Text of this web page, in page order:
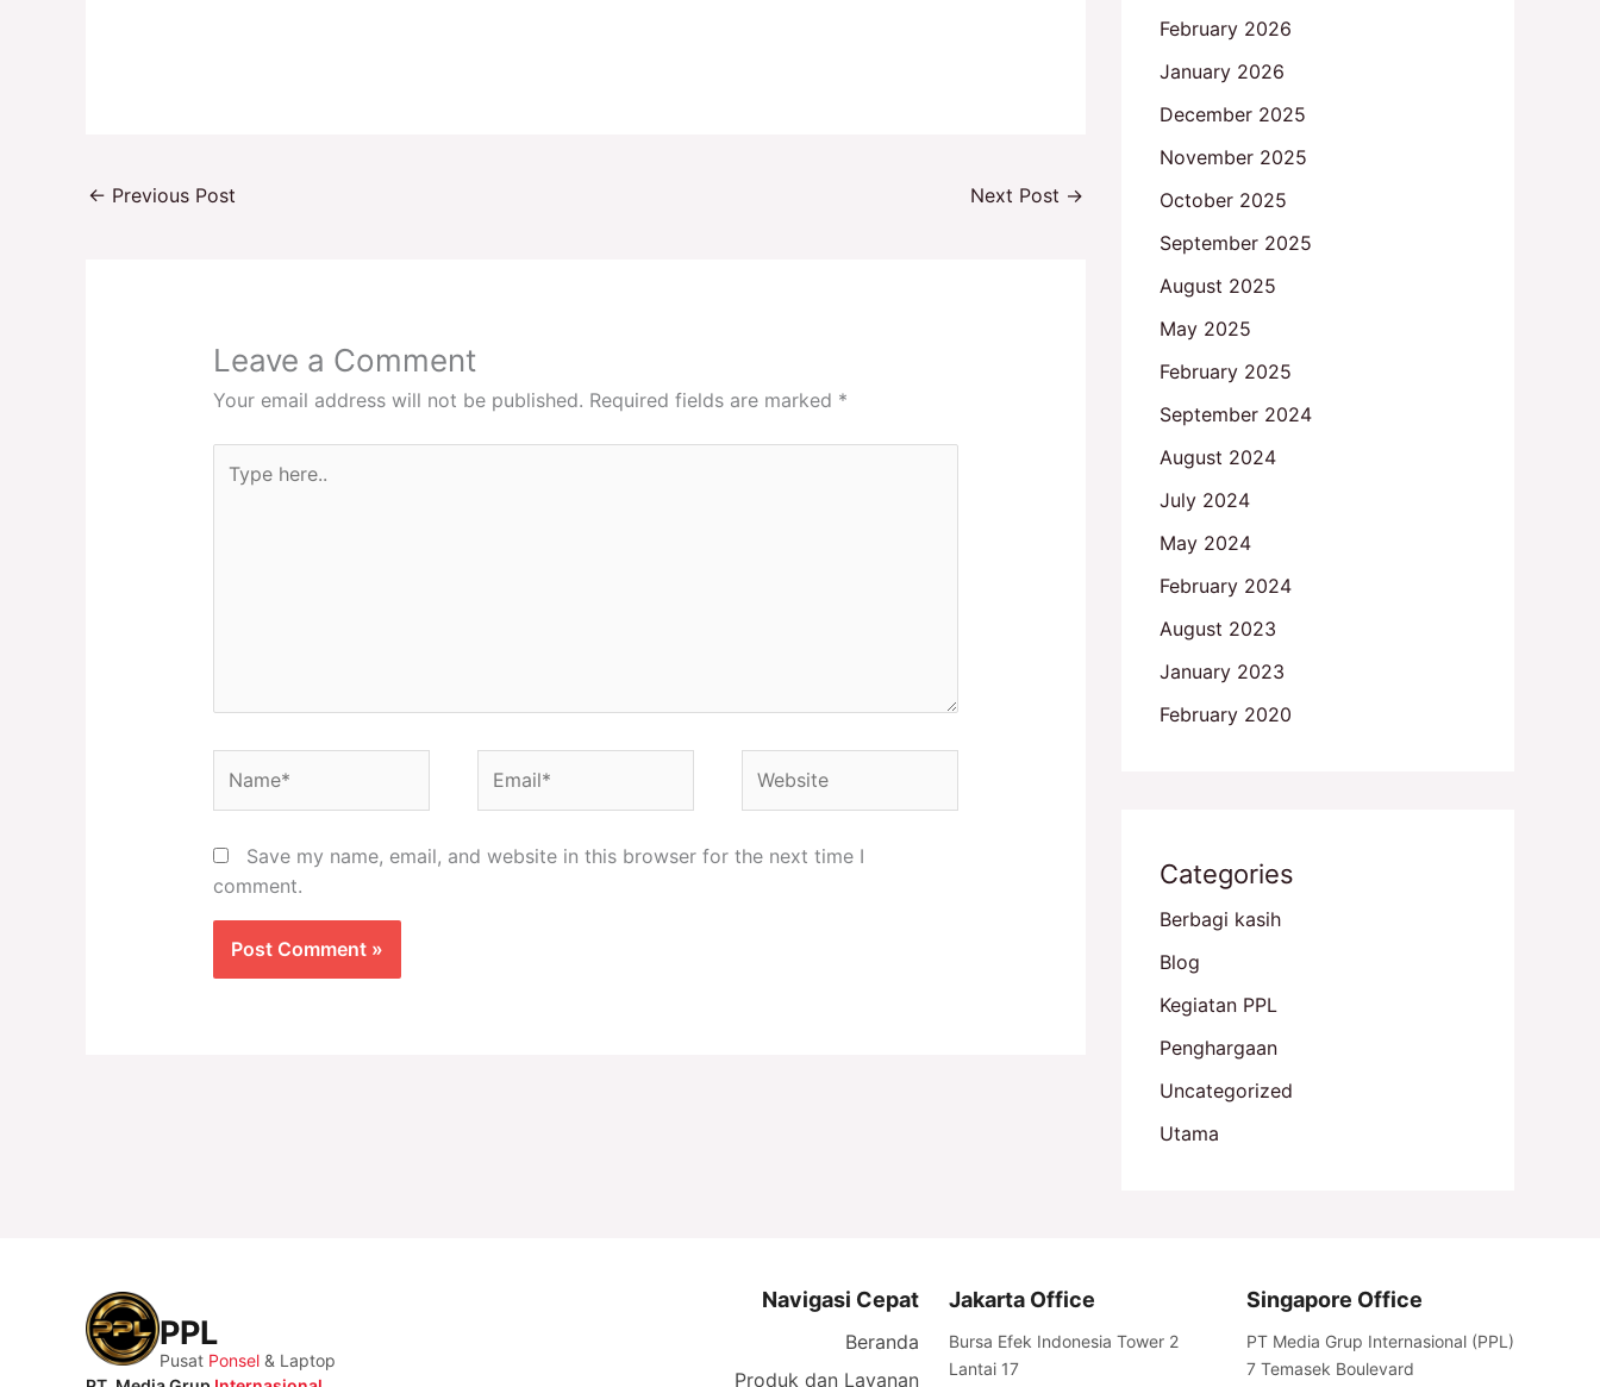
← Previous Post Next Post →
Leave a Comment
Your email address will not be published. Required fields are marked *
here..
Save my name, email, and website in this browser for the next time I
comment.
February 2026
January 2026
December 2025
November 2025
October 2025
September 2025
August 2025
May 2025
February 2025
September 2024
August 2024
July 2024
May 2024
February 2024
August 2023
January 2023
February 2020
Categories
Berbagi kasih
Blog
Kegiatan PPL
Penghargaan
Uncategorized
Utama
PPL
Pusat Ponsel & Laptop
Navigasi Cepat
Beranda
Produk dan Layanan
Jakarta Office
Bursa Efek Indonesia Tower 2
Lantai 17
Singapore Office
PT Media Grup Internasional (PPL)
7 Temasek Boulevard